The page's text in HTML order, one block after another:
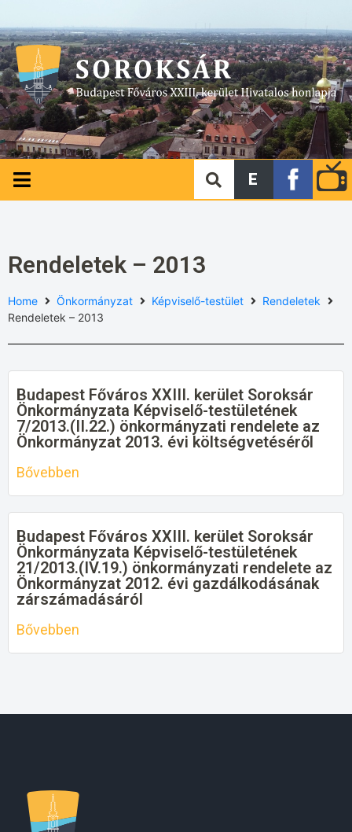
E
Rendeletek – 2013
Home Önkormányzat Képviselő-testület
Rendeletek
Rendeletek – 2013
Budapest Főváros XXIII. kerület Soroksár
Önkormányzata Képviselő-testületének
7/2013.(II.22.) önkormányzati rendelete az
Önkormányzat 2013. évi költségvetéséről
Bővebben
Budapest Főváros XXIII. kerület Soroksár
Önkormányzata Képviselő-testületének
21/2013.(IV.19.) önkormányzati rendelete az
Önkormányzat 2012. évi gazdálkodásának
zárszámadásáról
Bővebben